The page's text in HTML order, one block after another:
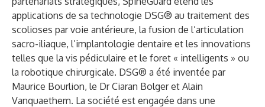
applications de sa technologie DSG® au traitement des
scolioses par voie antérieure, la fusion de l’articulation
sacro-iliaque, l’implantologie dentaire et les innovations
telles que la vis pédiculaire et le foret « intelligents » ou
la robotique chirurgicale. DSG® a été inventée par
Maurice Bourlion, le Dr Ciaran Bolger et Alain
Vanquaethem. La société est engagée dans une